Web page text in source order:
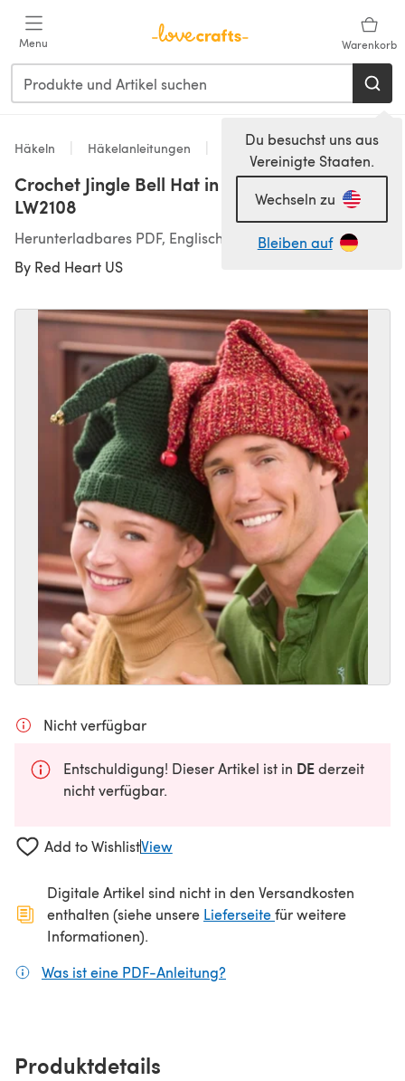
Menu Warenkorb
Du besuchst uns aus
Vereinigte Staaten.
Wechseln zu
Bleiben auf
Häkeln Häkelanleitungen Hats
Crochet Jingle Bell Hat in Red Heart Fiesta -
LW2108
Herunterladbares PDF, Englisch
By Red Heart US
Nicht verfügbar
Entschuldigung! Dieser Artikel ist in DEderzeit
nicht verfügbar.
Add to WishlistView
Digitale Artikel sind nicht in den Versandkosten
enthalten (siehe unsere Lieferseite(öffnet sich in
für weitere
Informationen).
Was ist eine PDF-Anleitung?
Produktdetails